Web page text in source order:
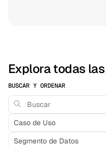
Explora todas
BUSCAR Y ORDENAR
Caso de Uso
Segmento de Datos